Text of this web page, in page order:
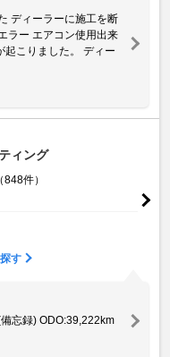
ディーラーに施工を断
ラー エアコン使用出来
起こりました。 ディー
ィング
（848件）
す
忘録) ODO:39,222km